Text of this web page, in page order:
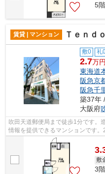
5
賃貸 | マンション Ｔｅｎｄ
敷0 礼
2.7万
東海道
阪急京
阪急千
築37年
大阪府
吹田天道郵便局まで徒歩1分です。
情報を提供できるマンションです
が良いのが魅力です。鉄骨造なので
敷
3